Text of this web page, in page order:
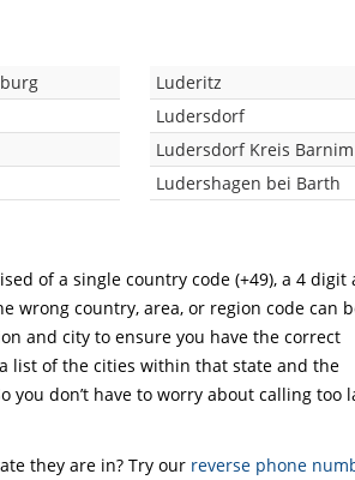
Luderitz
Ludersdorf
Ludersdorf Kreis Barnim
Ludershagen bei Barth
of a single country code (+49), a 4 digit
wrong country, area, or region code can
and city to ensure you have the correct
list of the cities within that state and the
you don’t have to worry about calling too
they are in? Try our reverse phone